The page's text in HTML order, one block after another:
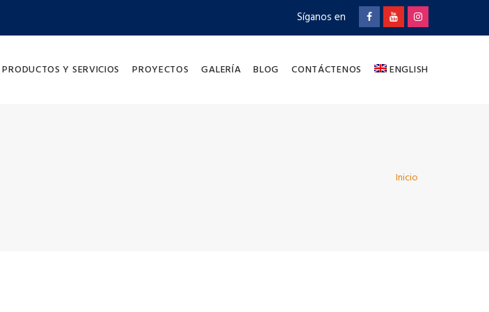
Síganos en
PRODUCTOS Y SERVICIOS PROYECTOS GALERÍA BLOG CONTÁCTENOS ENGLISH
Inicio